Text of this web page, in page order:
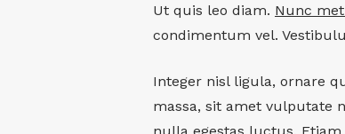
Ut quis leo diam. Nunc
condimentum vel.
Integer nisl ligula, ornare
massa, sit amet vulputate